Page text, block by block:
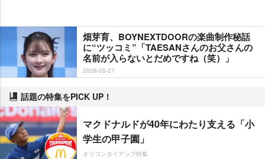
畑芽育、BOYNEXTDOORの楽曲制作秘話
に“ツッコミ”「TAESANさんのお父さんの
名前が入らないとだめですね（笑）」
2026-05-27
話題の特集をPICK UP！
マクドナルドが40年にわたり支える「小
学生の甲子園」
オリコンタイアップ特集